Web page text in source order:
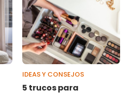
IDEAS Y CONSEJOS
5 trucos para